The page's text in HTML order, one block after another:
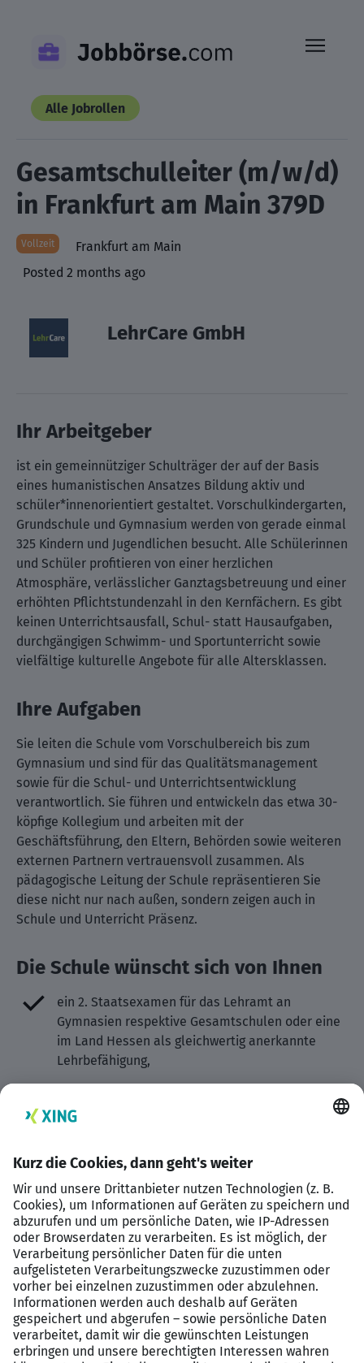
content
Alle Jobrollen
Gesamtschulleiter (m/w/d)
in Frankfurt am Main 379D
Vollzeit
Frankfurt am Main
Posted 2 months ago
LehrCare GmbH
Ihr Arbeitgeber
ist ein gemeinnütziger Schulträger der auf der Basis
eines humanistischen Ansatzes Bildung aktiv und
schüler*innenorientiert gestaltet. Vorschulkindergarten,
Grundschule und Gymnasium werden von gerade einmal
325 Kindern und Jugendlichen besucht. Alle Schülerinnen
und Schüler profitieren von einer herzlichen
Atmosphäre, verlässlicher Ganztagsbetreuung und einer
erhöhten Pflichtstundenzahl in den Kernfächern. Es gibt
keinen Unterrichtsausfall, Schul- statt Hausaufgaben,
durchgängigen Schwimm- und Sportunterricht sowie
vielfältige kulturelle Angebote für alle Altersklassen.
Ihre Aufgaben
Sie leiten die Schule vom Vorschulbereich bis zum
Gymnasium und sind für das Qualitätsmanagement
sowie für die Schul- und Unterrichtsentwicklung
verantwortlich. Sie führen und entwickeln das etwa 30-
köpfige Kollegium und arbeiten mit der
Geschäftsführung, den Eltern, Behörden sowie weiteren
externen Partnern vertrauensvoll zusammen. Als
pädagogische Leitung der Schule repräsentieren Sie
diese nicht nur nach außen, sondern zeigen auch in
Schule und Unterricht Präsenz.
Die Schule wünscht sich von Ihnen
ein 2. Staatsexamen für das Lehramt an
Gymnasien respektive Gesamtschulen oder eine
im Land Hessen als gleichwertig anerkannte
Lehrbefähigung,
langjährige Unterrichtserfahrung und mindestens
erste Leitungserfahrung,
teamorientierten Leitungsstil,
Kenntnisse und Erfahrungen in der Entwicklung
von Curricula, Qualitätsmanagement und
Schulentwicklung,
Aufgeschlossenheit gegenüber dem Schulkonzept
und Offenheit für neue pädagogische Ansätze,
eine Politik der “offenen Tür” im Hinblick auf alle
an der Schule Beteiligten.